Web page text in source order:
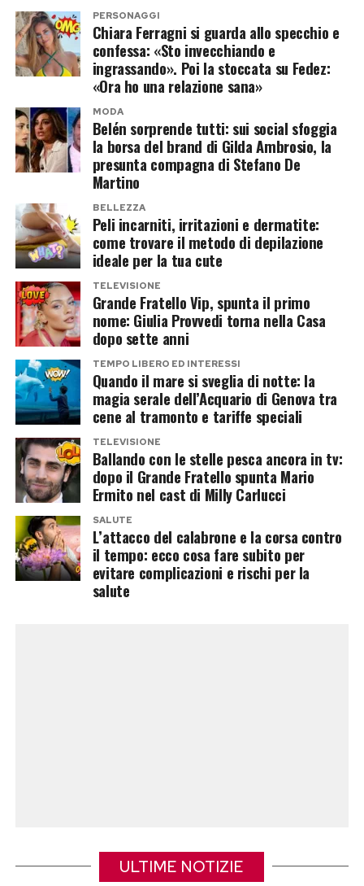
da chi desidera nuotare in un mare più calmo e
godere della luce calda del crepuscolo. I
dermatologi confermano che dopo le 17:00 la
pelle può rilassarsi e beneficiare dell’ambiente
marino senza la costante minaccia di aggressioni
solari dirette, rendendo il tardo pomeriggio il
momento perfetto per chiudere la giornata in
tranquillità.
Post Views: 94
Un pezzo di pane secco caduto sul parquet
potrebbe quindi raccogliere un numero
trascurabile di batteri, mentre una fetta di
anguria o una fragola assorbirà
immediatamente una carica microbica
significativa, indipendentemente dalla velocità
dei vostri riflessi.
Quando si può rischiare e quando è
meglio evitare
Nella maggior parte dei casi, per un individuo
adulto con un sistema immunitario sano,
ingerire una minima quantità di microbi non
comporta gravi conseguenze. Il nostro stomaco
è dotato di un ambiente acido progettato
proprio per neutralizzare molti dei patogeni
introdotti con il cibo.
Tuttavia, il discorso cambia radicalmente in
base al luogo in cui avviene la caduta e a chi
consuma l’alimento:
I contesti a rischio:I pavimenti della cucina di
casa propria presentano rischi inferiori rispetto ai
suoli di luoghi pubblici, marciapiedi o bagni, dove la
prudente resta sempre quella di rinunciare.
PERSONAGGI
Chiara Ferragni si guarda allo specchio e
confessa: «Sto invecchiando e
ingrassando». Poi la stoccata su Fedez:
«Ora ho una relazione sana»
MODA
Belén sorprende tutti: sui social sfoggia
la borsa del brand di Gilda Ambrosio, la
presunta compagna di Stefano De
Martino
BELLEZZA
Peli incarniti, irritazioni e dermatite:
come trovare il metodo di depilazione
ideale per la tua cute
TELEVISIONE
Grande Fratello Vip, spunta il primo
nome: Giulia Provvedi torna nella Casa
dopo sette anni
TEMPO LIBERO ED INTERESSI
Quando il mare si sveglia di notte: la
magia serale dell’Acquario di Genova tra
cene al tramonto e tariffe speciali
TELEVISIONE
Ballando con le stelle pesca ancora in tv:
dopo il Grande Fratello spunta Mario
Ermito nel cast di Milly Carlucci
SALUTE
L’attacco del calabrone e la corsa contro
il tempo: ecco cosa fare subito per
evitare complicazioni e rischi per la
salute
ULTIME NOTIZIE